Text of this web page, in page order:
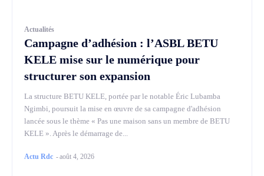
Actualités
Campagne d’adhésion : l’ASBL BETU
KELE mise sur le numérique pour
structurer son expansion
La structure BETU KELE, portée par le notable Éric Lubamba
Ngimbi, poursuit la mise en œuvre de sa campagne d'adhésion
lancée sous le thème « Pas une maison sans un membre de BETU
KELE ». Après le démarrage de...
Actu Rdc -août 4, 2026